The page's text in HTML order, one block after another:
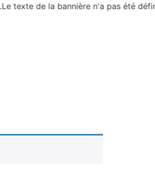
Le texte de la bannière n'a pas été